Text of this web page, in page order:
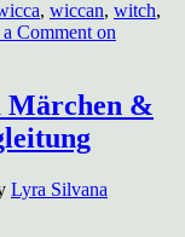
, wiccan, witch,
Comment on
Märchen &
Lyra Silvana